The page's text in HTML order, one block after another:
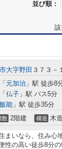
並び順：
大字野田 ３７３－
「 元加治 」駅 徒歩8
「 仏子 」駅 バス5分
能 」駅 徒歩35分
数 2階建 構造 木造
まいなら、住み心
性の高い徒歩8分